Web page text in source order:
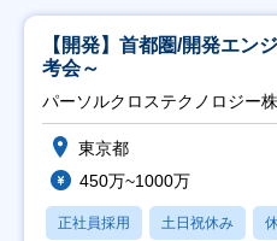
【開発】首都圏/開発エ
考会～
パーソルクロステクノロジー
東京都
450万~1000万
正社員採用 土日祝休み